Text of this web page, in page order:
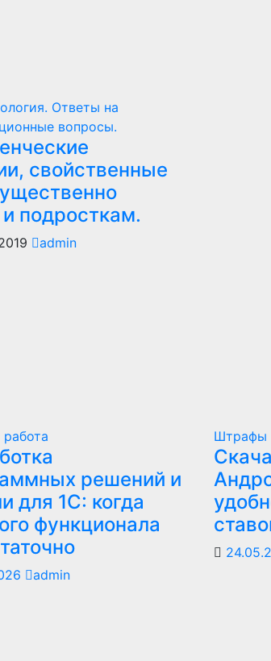
Ответы на
вопросы.
свойственные
подросткам.
admin
решений и
для 1С: когда
функционала
admin
Штрафы